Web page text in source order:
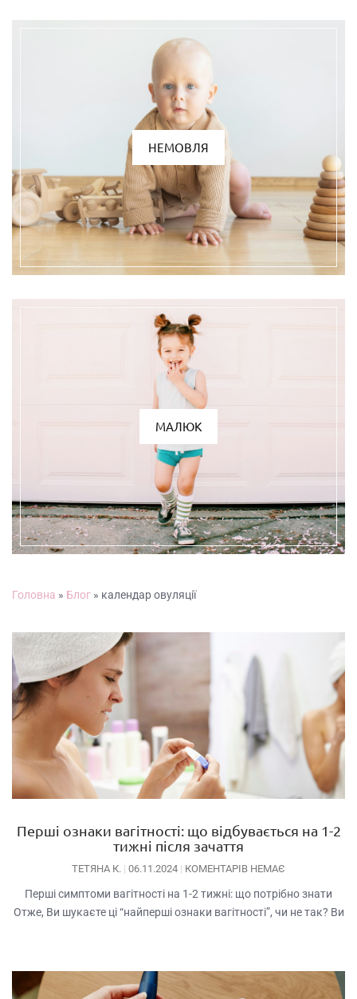
НЕМОВЛЯ
МАЛЮК
Головна » Блог » календар овуляції
Перші ознаки вагітності: що відбувається на 1-2
тижні після зачаття
ТЕТЯНА К. 06.11.2024 КОМЕНТАРІВ НЕМАЄ
Перші симптоми вагітності на 1-2 тижні: що потрібно знати
Отже, Ви шукаєте ці “найперші ознаки вагітності”, чи не так? Ви